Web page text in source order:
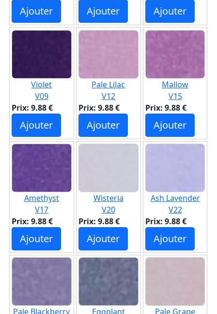
Ajouter Ajouter Ajouter
Violet
V09
Prix: 9.88 €
Ajouter
Pale Lilac
V12
Prix: 9.88 €
Ajouter
Mallow
V15
Prix: 9.88 €
Ajouter
Amethyst
V17
Prix: 9.88 €
Ajouter
Wisteria
V20
Prix: 9.88 €
Ajouter
Ash Lavender
V22
Prix: 9.88 €
Ajouter
Pale Blackberry Eggplant Pale Grape